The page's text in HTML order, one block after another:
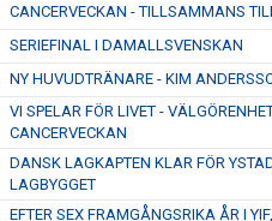
CANCERVECKAN - TILLSAMMANS
SERIEFINAL I DAMALLSVENSKAN
NY HUVUDTRÄNARE - KIM
VI SPELAR FÖR LIVET -
CANCERVECKAN
DANSK LAGKAPTEN KLAR FÖR
LAGBYGGET
EFTER SEX FRAMGÅNGSRIKA ÅR I